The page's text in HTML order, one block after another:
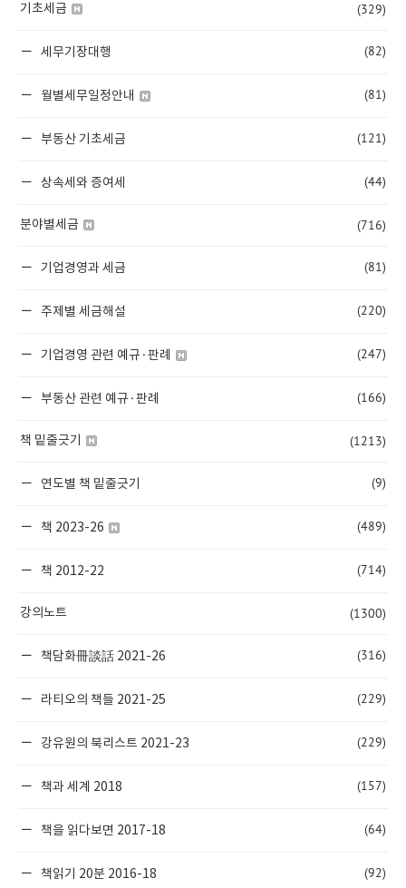
기초세금 (329)
세무기장대행 (82)
월별세무일정안내 (81)
부동산 기초세금 (121)
상속세와 증여세 (44)
분야별세금 (716)
기업경영과 세금 (81)
주제별 세금해설 (220)
기업경영 관련 예규·판례 (247)
부동산 관련 예규·판례 (166)
책 밑줄긋기 (1213)
연도별 책 밑줄긋기 (9)
책 2023-26 (489)
책 2012-22 (714)
강의노트 (1300)
책담화冊談話 2021-26 (316)
라티오의 책들 2021-25 (229)
강유원의 북리스트 2021-23 (229)
책과 세계 2018 (157)
책을 읽다보면 2017-18 (64)
책읽기 20분 2016-18 (92)